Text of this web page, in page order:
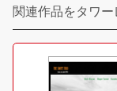
関連作品をタワ